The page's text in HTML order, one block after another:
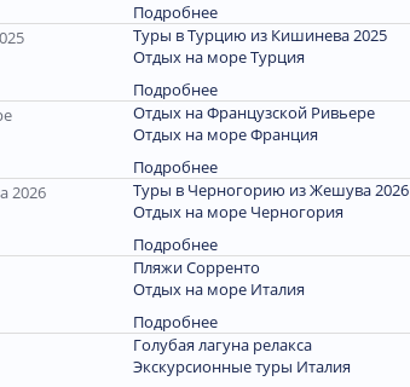
Подробнее
Туры в Турцию из Кишинева 2025
Отдых на море Турция
Подробнее
Отдых на Французской Ривьере
Отдых на море Франция
Подробнее
Туры в Черногорию из Жешува 2026
Отдых на море Черногория
Подробнее
Пляжи Сорренто
Отдых на море Италия
Подробнее
Голубая лагуна релакса
Экскурсионные туры Италия